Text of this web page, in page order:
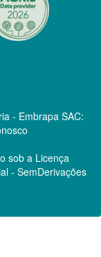
- Embrapa SAC:
sob a Licença
- SemDerivações